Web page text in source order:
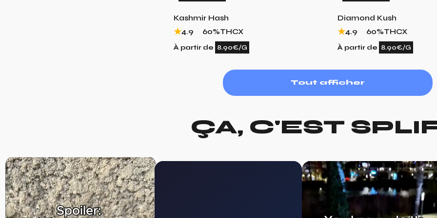
Kashmir Hash
4.9
60%THCX
À partir de 8.90€/G
Diamond Kush
4.9
60%THCX
À partir de 8.90€/G
Tout afficher
ÇA, C'EST